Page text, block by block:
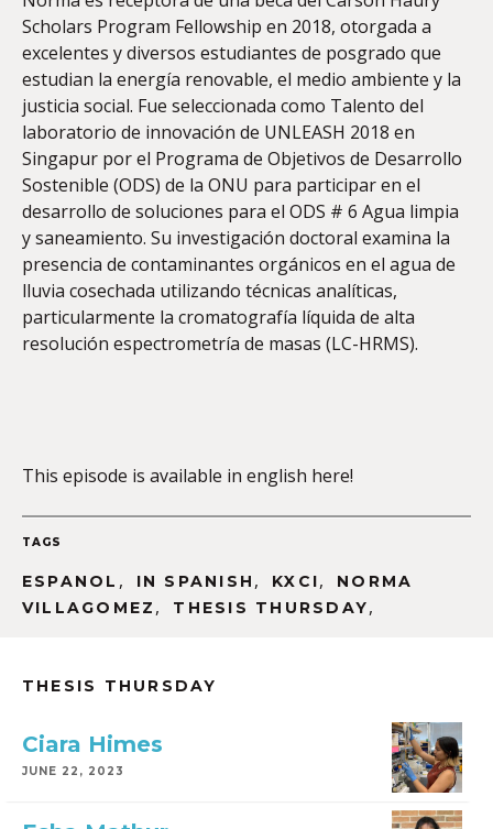
Scholars Program Fellowship en 2018, otorgada a
excelentes y diversos estudiantes de posgrado que
estudian la energía renovable, el medio ambiente y la
justicia social. Fue seleccionada como Talento del
laboratorio de innovación de UNLEASH 2018 en
Singapur por el Programa de Objetivos de Desarrollo
Sostenible (ODS) de la ONU para participar en el
desarrollo de soluciones para el ODS # 6 Agua limpia
y saneamiento. Su investigación doctoral examina la
presencia de contaminantes orgánicos en el agua de
lluvia cosechada utilizando técnicas analíticas,
particularmente la cromatografía líquida de alta
resolución espectrometría de masas (LC-HRMS).
This episode is available in english here!
TAGS
ESPANOL , IN SPANISH , KXCI,
NORMA
VILLAGOMEZ , THESIS THURSDAY,
THESIS THURSDAY
Ciara Himes
JUNE 22, 2023